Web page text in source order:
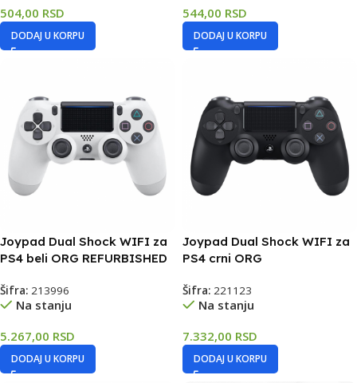
504,00 RSD
DODAJ U KORPU
544,00 RSD
DODAJ U KORPU
Joypad Dual Shock WIFI za
PS4 beli ORG REFURBISHED
Šifra: 213996
Na stanju
5.267,00 RSD
DODAJ U KORPU
Joypad Dual Shock WIFI za
PS4 crni ORG
Šifra: 221123
Na stanju
7.332,00 RSD
DODAJ U KORPU